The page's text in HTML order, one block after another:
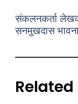
संकलनकर्ता
सनमुखदास
Related